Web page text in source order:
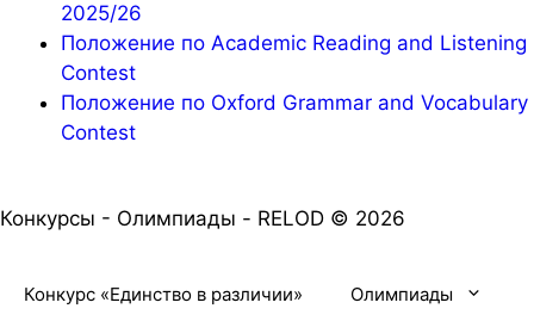
2025/26
Положение по Academic Reading and Listening
Contest
Положение по Oxford Grammar and Vocabulary
Contest
Конкурсы - Олимпиады - RELOD © 2026
Конкурс «Единство в различии» Олимпиады